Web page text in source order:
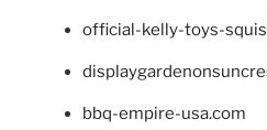
official-kelly-toys-
bbq-empire-usa.com